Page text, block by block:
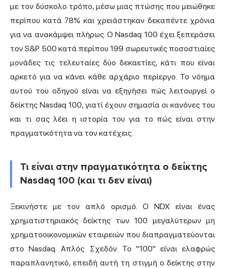
με τον δύσκολο τρόπο, μέσω μιας πτώσης που μειώθηκε
περίπου κατά 78% και χρειάστηκαν δεκαπέντε χρόνια
για να ανακάμψει πλήρως. Ο Nasdaq 100 έχει ξεπεράσει
τον S&P 500 κατά περίπου 199 σωρευτικές ποσοστιαίες
μονάδες τις τελευταίες δύο δεκαετίες, κάτι που είναι
αρκετό για να κάνει κάθε αρχάριο περίεργο. Το νόημα
αυτού του οδηγού είναι να εξηγήσει πώς λειτουργεί ο
δείκτης Nasdaq 100, γιατί έχουν σημασία οι κανόνες του
και τι σας λέει η ιστορία του για το πώς είναι στην
πραγματικότητα να τον κατέχεις.
Τι είναι στην πραγματικότητα ο δείκτης
Nasdaq 100 (και τι δεν είναι)
Ξεκινήστε με τον απλό ορισμό. Ο NDX είναι ένας
χρηματιστηριακός δείκτης των 100 μεγαλύτερων μη
χρηματοοικονομικών εταιρειών που διαπραγματεύονται
στο Nasdaq. Απλός. Σχεδόν. Το "100" είναι ελαφρώς
παραπλανητικό, επειδή αυτή τη στιγμή ο δείκτης στην